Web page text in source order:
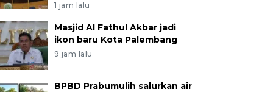
1 jam lalu
Masjid Al Fathul Akbar jadi
ikon baru Kota Palembang
9 jam lalu
BPBD Prabumulih salurkan air